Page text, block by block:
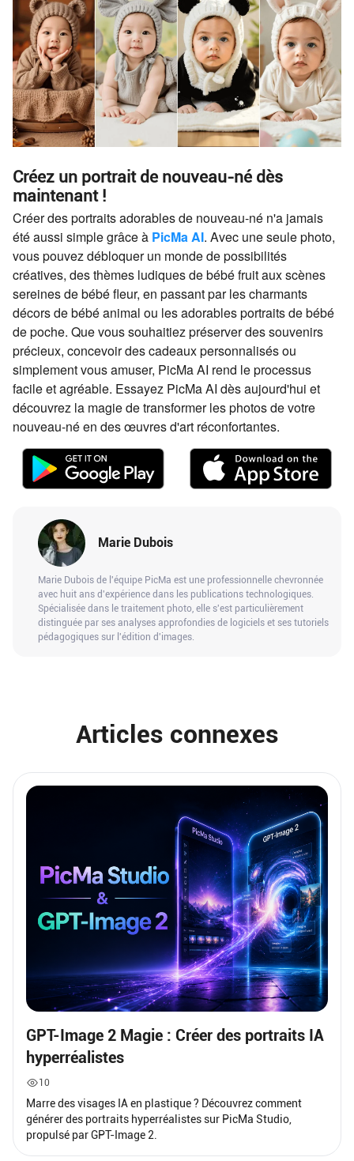
Créez un portrait de nouveau-né dès
maintenant !
Créer des portraits adorables de nouveau-né n'a jamais
été aussi simple grâce à PicMa AI. Avec une seule photo,
vous pouvez débloquer un monde de possibilités
créatives, des thèmes ludiques de bébé fruit aux scènes
sereines de bébé fleur, en passant par les charmants
décors de bébé animal ou les adorables portraits de bébé
de poche. Que vous souhaitiez préserver des souvenirs
précieux, concevoir des cadeaux personnalisés ou
simplement vous amuser, PicMa AI rend le processus
facile et agréable. Essayez PicMa AI dès aujourd'hui et
découvrez la magie de transformer les photos de votre
nouveau-né en des œuvres d'art réconfortantes.
Marie Dubois
Marie Dubois de l'équipe PicMa est une professionnelle chevronnée
avec huit ans d'expérience dans les publications technologiques.
Spécialisée dans le traitement photo, elle s'est particulièrement
distinguée par ses analyses approfondies de logiciels et ses tutoriels
pédagogiques sur l'édition d'images.
Articles connexes
GPT-Image 2 Magie : Créer des portraits IA
hyperréalistes
10
Marre des visages IA en plastique ? Découvrez comment
générer des portraits hyperréalistes sur PicMa Studio,
propulsé par GPT-Image 2.